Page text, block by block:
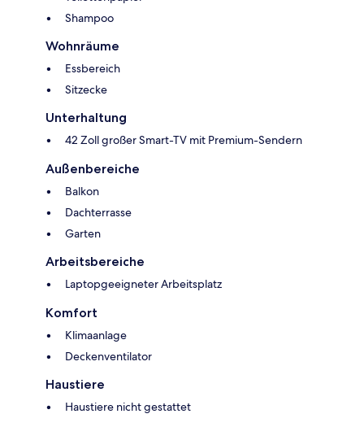
Shampoo
Wohnräume
Essbereich
Sitzecke
Unterhaltung
42 Zoll großer Smart-TV mit Premium-Sendern
Außenbereiche
Balkon
Dachterrasse
Garten
Arbeitsbereiche
Laptopgeeigneter Arbeitsplatz
Komfort
Klimaanlage
Deckenventilator
Haustiere
Haustiere nicht gestattet